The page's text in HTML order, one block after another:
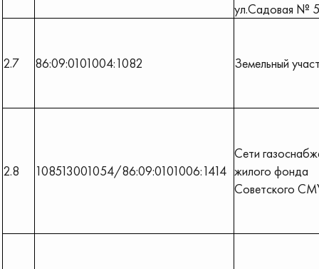
ул.Садовая №
2.7 86:09:0101004:1082 Земельный
2.8 108513001054/86:09:0101006:1414
Сети
жилого фонда
Советского